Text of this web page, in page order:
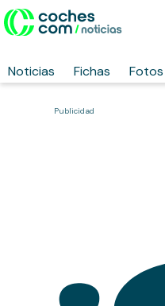
Noticias Fichas Fotos
Publicidad